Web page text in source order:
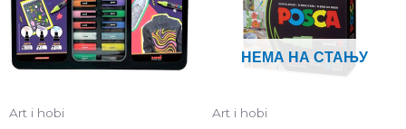
Art i hobi
НЕМА НА СТАЊУ
Art i hobi